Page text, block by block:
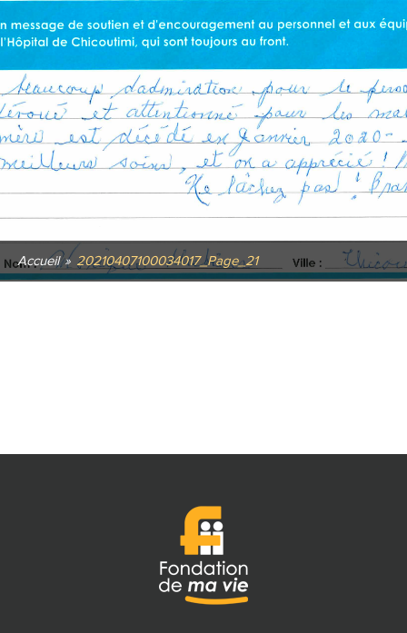
Accueil » 20210407100034017_Page_21